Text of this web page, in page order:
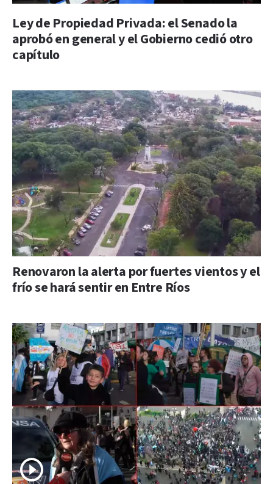
Ley de Propiedad Privada: el Senado la
aprobó en general y el Gobierno cedió otro
capítulo
Renovaron la alerta por fuertes vientos y el
frío se hará sentir en Entre Ríos